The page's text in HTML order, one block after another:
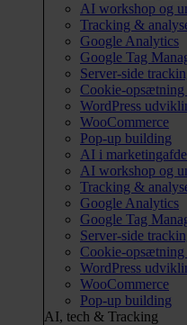
AI workshop og
Tracking &
Google Analytics
Google Tag
Server-side
Cookie-
WordPress
WooCommerce
Pop-up building
AI i
AI workshop og
Tracking &
Google Analytics
Google Tag
Server-side
Cookie-
WordPress
WooCommerce
Pop-up building
AI, tech & Tracking